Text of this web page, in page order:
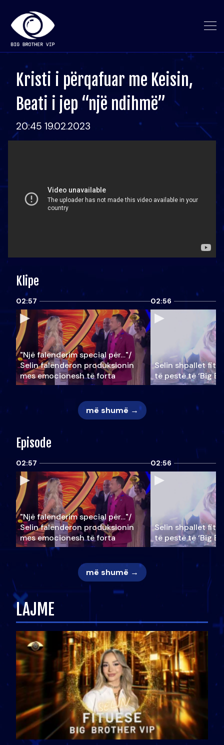
Kristi i përqafuar me Keisin,
Beati i jep “një ndihmë”
20:45 19.02.2023
Klipe
02:57
"Një falenderim special për…"/
Selin falënderon produksionin
mes emocionesh të forta
02:56
Selin shpallet
të pestë të ‘Big
më shumë →
Episode
02:57
"Një falenderim special për…"/
Selin falënderon produksionin
mes emocionesh të forta
02:56
Selin shpallet
të pestë të ‘Big
më shumë →
LAJME